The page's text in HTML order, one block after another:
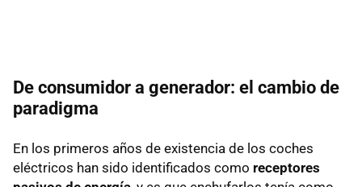
De consumidor a generador: el cambio de
paradigma
En los primeros años de existencia de los coches
eléctricos han sido identificados como receptores